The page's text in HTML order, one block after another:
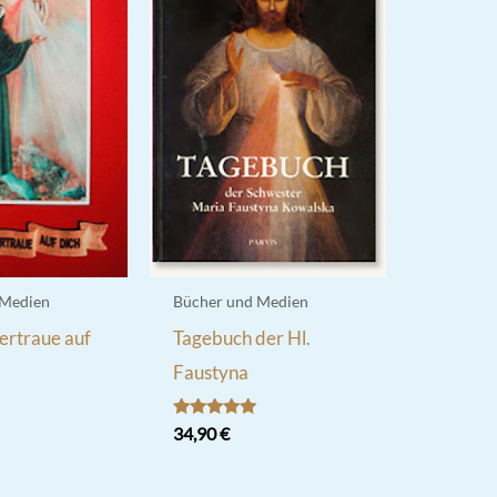
auf
Bücher und Medien
Tagebuch der Hl.
Faustyna
Bewertet
mit
34,90€